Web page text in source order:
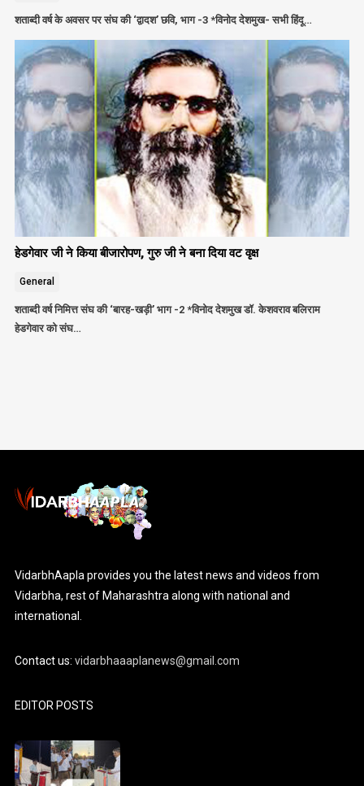
शताब्दी वर्ष के अवसर पर संघ की ‘द्वादश’ छवि, भाग -3 *विनोद देशमुख- सभी हिंदू…
हेडगेवार जी ने किया बीजारोपण, गुरु जी ने बना दिया वट वृक्ष
General
शताब्दी वर्ष निमित्त संघ की ‘बारह-खड़ी’ भाग -2 *विनोद देशमुख डॉ. केशवराव बलिराम
हेडगेवार को संघ…
VidarbhAapla provides you the latest news and videos from
Vidarbha, rest of Maharashtra along with national and
international.
Contact us:vidarbhaaaplanews@gmail.com
EDITOR POSTS